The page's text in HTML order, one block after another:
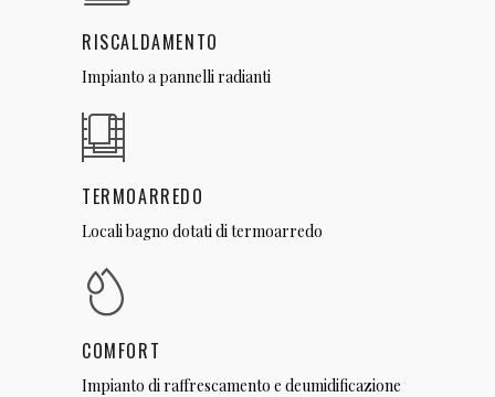
RISCALDAMENTO
Impianto a pannelli radianti
TERMOARREDO
Locali bagno dotati di termoarredo
COMFORT
Impianto di raffrescamento e deumidificazione